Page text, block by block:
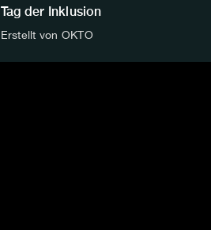
Tag der Inklusion
Erstellt von OKTO